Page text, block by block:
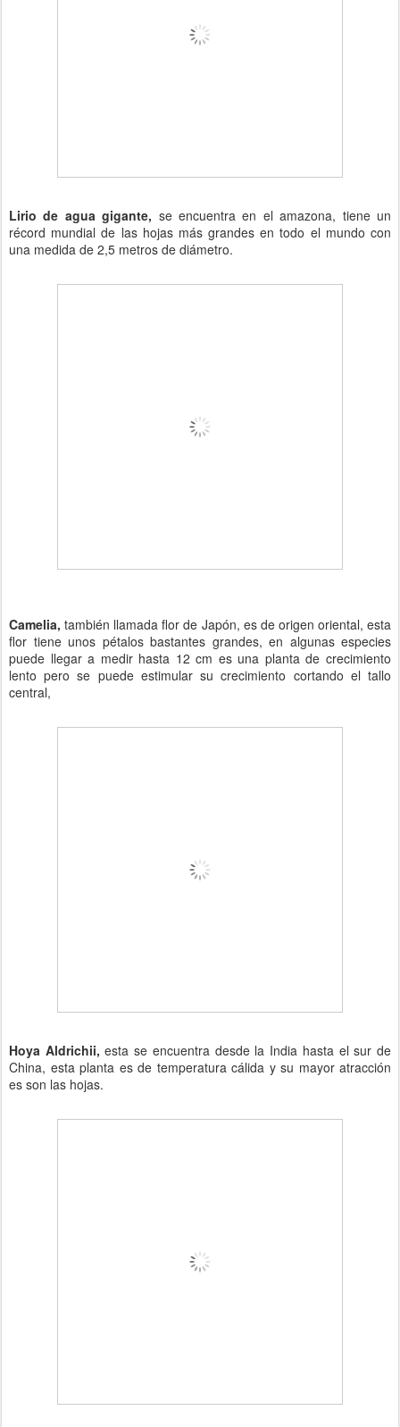
Lirio de agua gigante, se encuentra en el amazona, tiene un
récord mundial de las hojas más grandes en todo el mundo con
una medida de 2,5 metros de diámetro.
Camelia,también llamada flor de Japón, es de origen oriental, esta
flor tiene unos pétalos bastantes grandes, en algunas especies
puede llegar a medir hasta 12 cm es una planta de crecimiento
lento pero se puede estimular su crecimiento cortando el tallo
central,
Hoya Aldrichii,esta se encuentra desde la India hasta el sur de
China, esta planta es de temperatura cálida y su mayor atracción
es son las hojas.